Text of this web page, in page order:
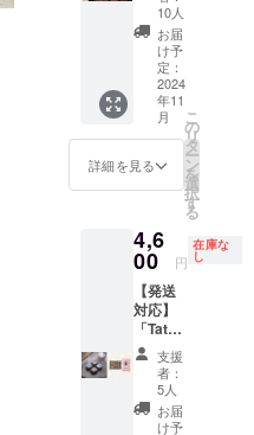
nori
Sato」
チョコ
レート
のお土
産付き
・場
所：油
長酒造
・日
時：
2025年
3月1日
（土）
午後
を予定
してい
ます。
※『葛城
山麓醸
ンまで
にお届
けいた
しま
す！ オ
リジナ
ルボン
ボン
ショコ
ち合わ
せ ・企
画の検
討 ・試
作（再
試作2回
を含み
ます）
・企画
の決定
・製造
どで）
お打ち
合わせ
をさせ
ていた
だき、
ご希望
の製品
に仕上
製造ま
で全て
を担当
させて
いただ
きま
す。
2025年
のバレ
ンタイ
ンまで
店舗
「MOK
CHOCO
LATE ＆
factory
」で使
用可能
チョコ
レート
と風の
アリン
グ体験
チケッ
ト【11
月16日
（土）
参加
分】 佐
藤が代
表を務
める株
10人
お届
け予
定：
2024
年11
月
詳細を見る
こ
の
リ
タ
ー
ン
を
選
択
す
る
4,6
00 円
在庫な
し
【発送
対応】
「Tatsu
nori
Sato」
日本酒
〝風の
森〟
支援
者：
5人
お届
け予